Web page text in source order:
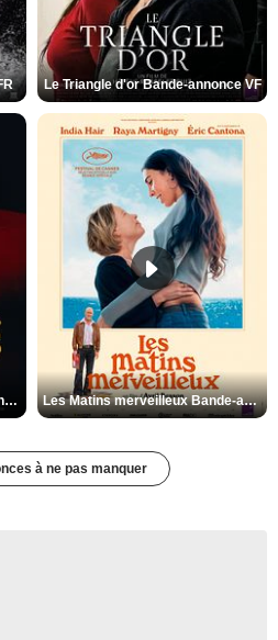
Le Triangle d'or Bande-annonce VF
Les Silences de Riyad Bande-annonce VO STFR Les Matins merveilleux Bande-annonce VF
à ne pas manquer